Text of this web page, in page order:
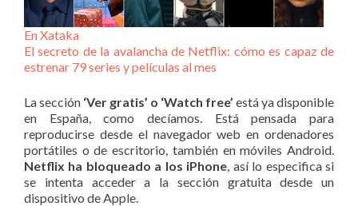
En Xataka
El secreto de la avalancha de Netflix: cómo es capaz de
estrenar 79 series y películas al mes
La sección ‘Ver gratis’ o ‘Watch free’ está ya disponible
en España, como decíamos. Está pensada para
reproducirse desde el navegador web en ordenadores
portátiles o de escritorio, también en móviles Android.
Netflix ha bloqueado a los iPhone, así lo especifica si
se intenta acceder a la sección gratuita desde un
dispositivo de Apple.